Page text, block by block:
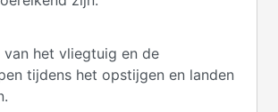
het vliegtuig en de
tijdens het opstijgen en landen